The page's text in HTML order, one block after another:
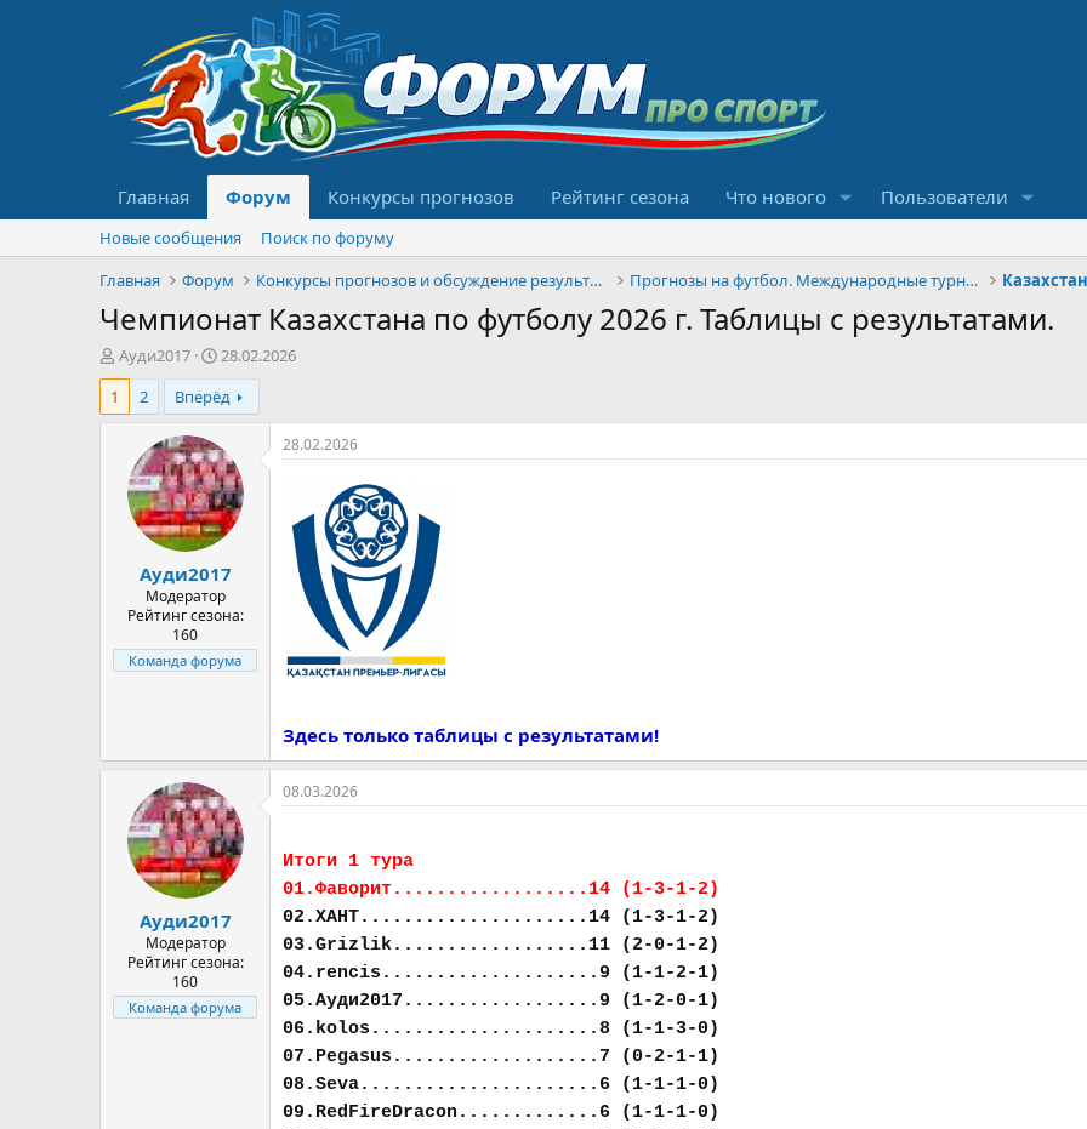
Главная Форум Конкурсы прогнозов Рейтинг сезона Что нового Пользователи
Новые сообщения
Поиск по форуму
Главная
Форум Конкурсы прогнозов и обсуждение результатов Прогнозы на футбол. Международные турниры
Чемпионат Казахстана по футболу 2026 г. Таблицы с результатами.
А
в
о
м
Ауди2017
Д
а
т
а
н
а
ч
а
л
28.02.2026
1
2 Вперёд
Ауди2017
Модератор
Рейтинг сезона:
160
Команда форума
28.02.2026
Здесь только таблицы с результатами!
Ауди2017
Модератор
Рейтинг сезона:
160
Команда форума
08.03.2026
Итоги 1 тура
01.Фаворит..................14 (1-3-1-2)
02.ХАНТ.....................14 (1-3-1-2)
03.Grizlik..................11 (2-0-1-2)
04.rencis....................9 (1-1-2-1)
05.Ауди2017..................9 (1-2-0-1)
06.kolos.....................8 (1-1-3-0)
07.Pegasus...................7 (0-2-1-1)
08.Seva......................6 (1-1-1-0)
09.RedFireDracon.............6 (1-1-1-0)